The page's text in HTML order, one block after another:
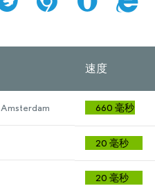
速度
Amsterdam 660 毫秒
20 毫秒
20 毫秒